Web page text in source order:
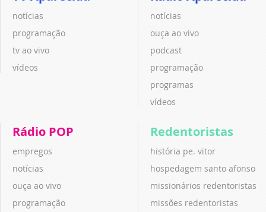
notícias
programação
tv ao vivo
vídeos
notícias
ouça ao vivo
podcast
programação
programas
vídeos
Rádio POP
empregos
notícias
ouça ao vivo
programação
Redentoristas
história pe. vitor
hospedagem santo afonso
missionários redentoristas
missões redentoristas